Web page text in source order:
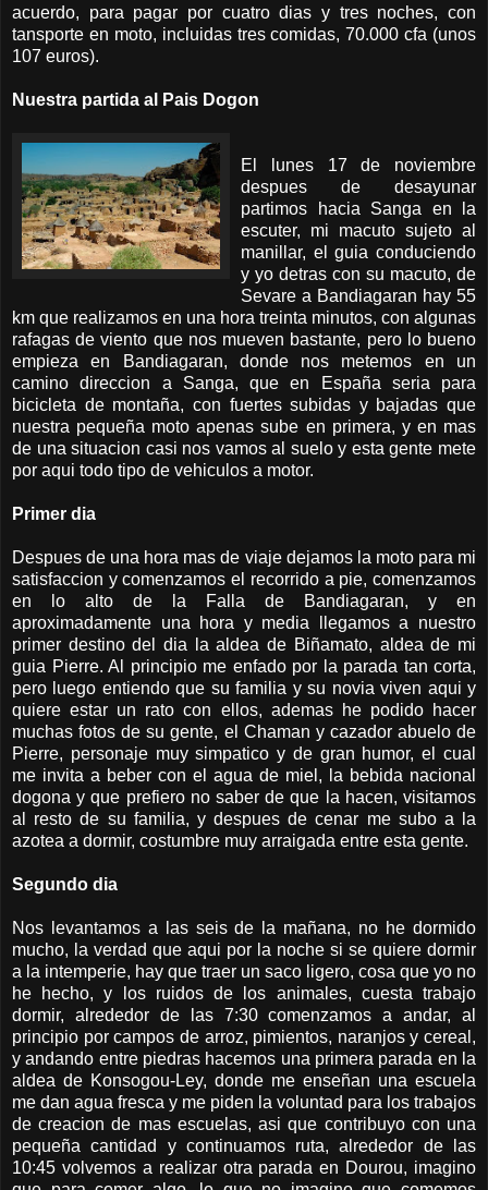
acuerdo, para pagar por cuatro dias y tres noches, con
tansporte en moto, incluidas tres comidas, 70.000 cfa (unos
107 euros).
Nuestra partida al Pais Dogon
El lunes 17 de noviembre
despues de desayunar
partimos hacia Sanga en la
escuter, mi macuto sujeto al
manillar, el guia conduciendo
y yo detras con su macuto, de
Sevare a Bandiagaran hay 55
km que realizamos en una hora treinta minutos, con algunas
rafagas de viento que nos mueven bastante, pero lo bueno
empieza en Bandiagaran, donde nos metemos en un
camino direccion a Sanga, que en España seria para
bicicleta de montaña, con fuertes subidas y bajadas que
nuestra pequeña moto apenas sube en primera, y en mas
de una situacion casi nos vamos al suelo y esta gente mete
por aqui todo tipo de vehiculos a motor.
Primer dia
Despues de una hora mas de viaje dejamos la moto para mi
satisfaccion y comenzamos el recorrido a pie, comenzamos
en lo alto de la Falla de Bandiagaran, y en
aproximadamente una hora y media llegamos a nuestro
primer destino del dia la aldea de Biñamato, aldea de mi
guia Pierre. Al principio me enfado por la parada tan corta,
pero luego entiendo que su familia y su novia viven aqui y
quiere estar un rato con ellos, ademas he podido hacer
muchas fotos de su gente, el Chaman y cazador abuelo de
Pierre, personaje muy simpatico y de gran humor, el cual
me invita a beber con el agua de miel, la bebida nacional
dogona y que prefiero no saber de que la hacen, visitamos
al resto de su familia, y despues de cenar me subo a la
azotea a dormir, costumbre muy arraigada entre esta gente.
Segundo dia
Nos levantamos a las seis de la mañana, no he dormido
mucho, la verdad que aqui por la noche si se quiere dormir
a la intemperie, hay que traer un saco ligero, cosa que yo no
he hecho, y los ruidos de los animales, cuesta trabajo
dormir, alrededor de las 7:30 comenzamos a andar, al
principio por campos de arroz, pimientos, naranjos y cereal,
y andando entre piedras hacemos una primera parada en la
aldea de Konsogou-Ley, donde me enseñan una escuela
me dan agua fresca y me piden la voluntad para los trabajos
de creacion de mas escuelas, asi que contribuyo con una
pequeña cantidad y continuamos ruta, alrededor de las
10:45 volvemos a realizar otra parada en Dourou, imagino